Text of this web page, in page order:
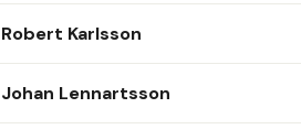
Robert Karlsson
Johan Lennartsson